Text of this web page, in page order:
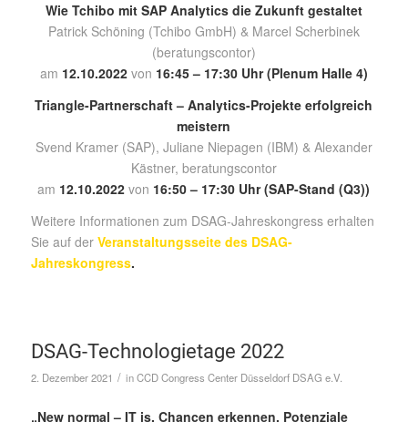
Wie Tchibo mit SAP Analytics die Zukunft gestaltet
Patrick Schöning (Tchibo GmbH) & Marcel Scherbinek
(beratungscontor)
am 12.10.2022von 16:45 – 17:30 Uhr (Plenum Halle 4)
Triangle-Partnerschaft – Analytics-Projekte erfolgreich
meistern
Svend Kramer (SAP), Juliane Niepagen (IBM) & Alexander
Kästner, beratungscontor
am 12.10.2022 von 16:50 – 17:30 Uhr (SAP-Stand (Q3))
Weitere Informationen zum DSAG-Jahreskongress erhalten
Sie auf der Veranstaltungsseite des DSAG-
Jahreskongress.
DSAG-Technologietage 2022
2. Dezember 2021 / inCCD Congress Center Düsseldorf DSAG e.V.
„New normal – IT is. Chancen erkennen, Potenziale